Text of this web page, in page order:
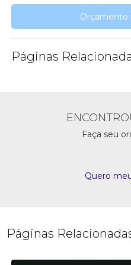
Orçamento
Páginas
Faça seu
Quero
Páginas